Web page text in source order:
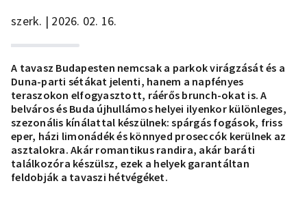
szerk. | 2026. 02. 16.
A tavasz Budapesten nemcsak a parkok virágzását és a
Duna-parti sétákat jelenti, hanem a napfényes
teraszokon elfogyasztott, ráérős brunch-okat is. A
belváros és Buda újhullámos helyei ilyenkor különleges,
szezonális kínálattal készülnek: spárgás fogások, friss
eper, házi limonádék és könnyed proseccók kerülnek az
asztalokra. Akár romantikus randira, akár baráti
találkozóra készülsz, ezek a helyek garantáltan
feldobják a tavaszi hétvégéket.